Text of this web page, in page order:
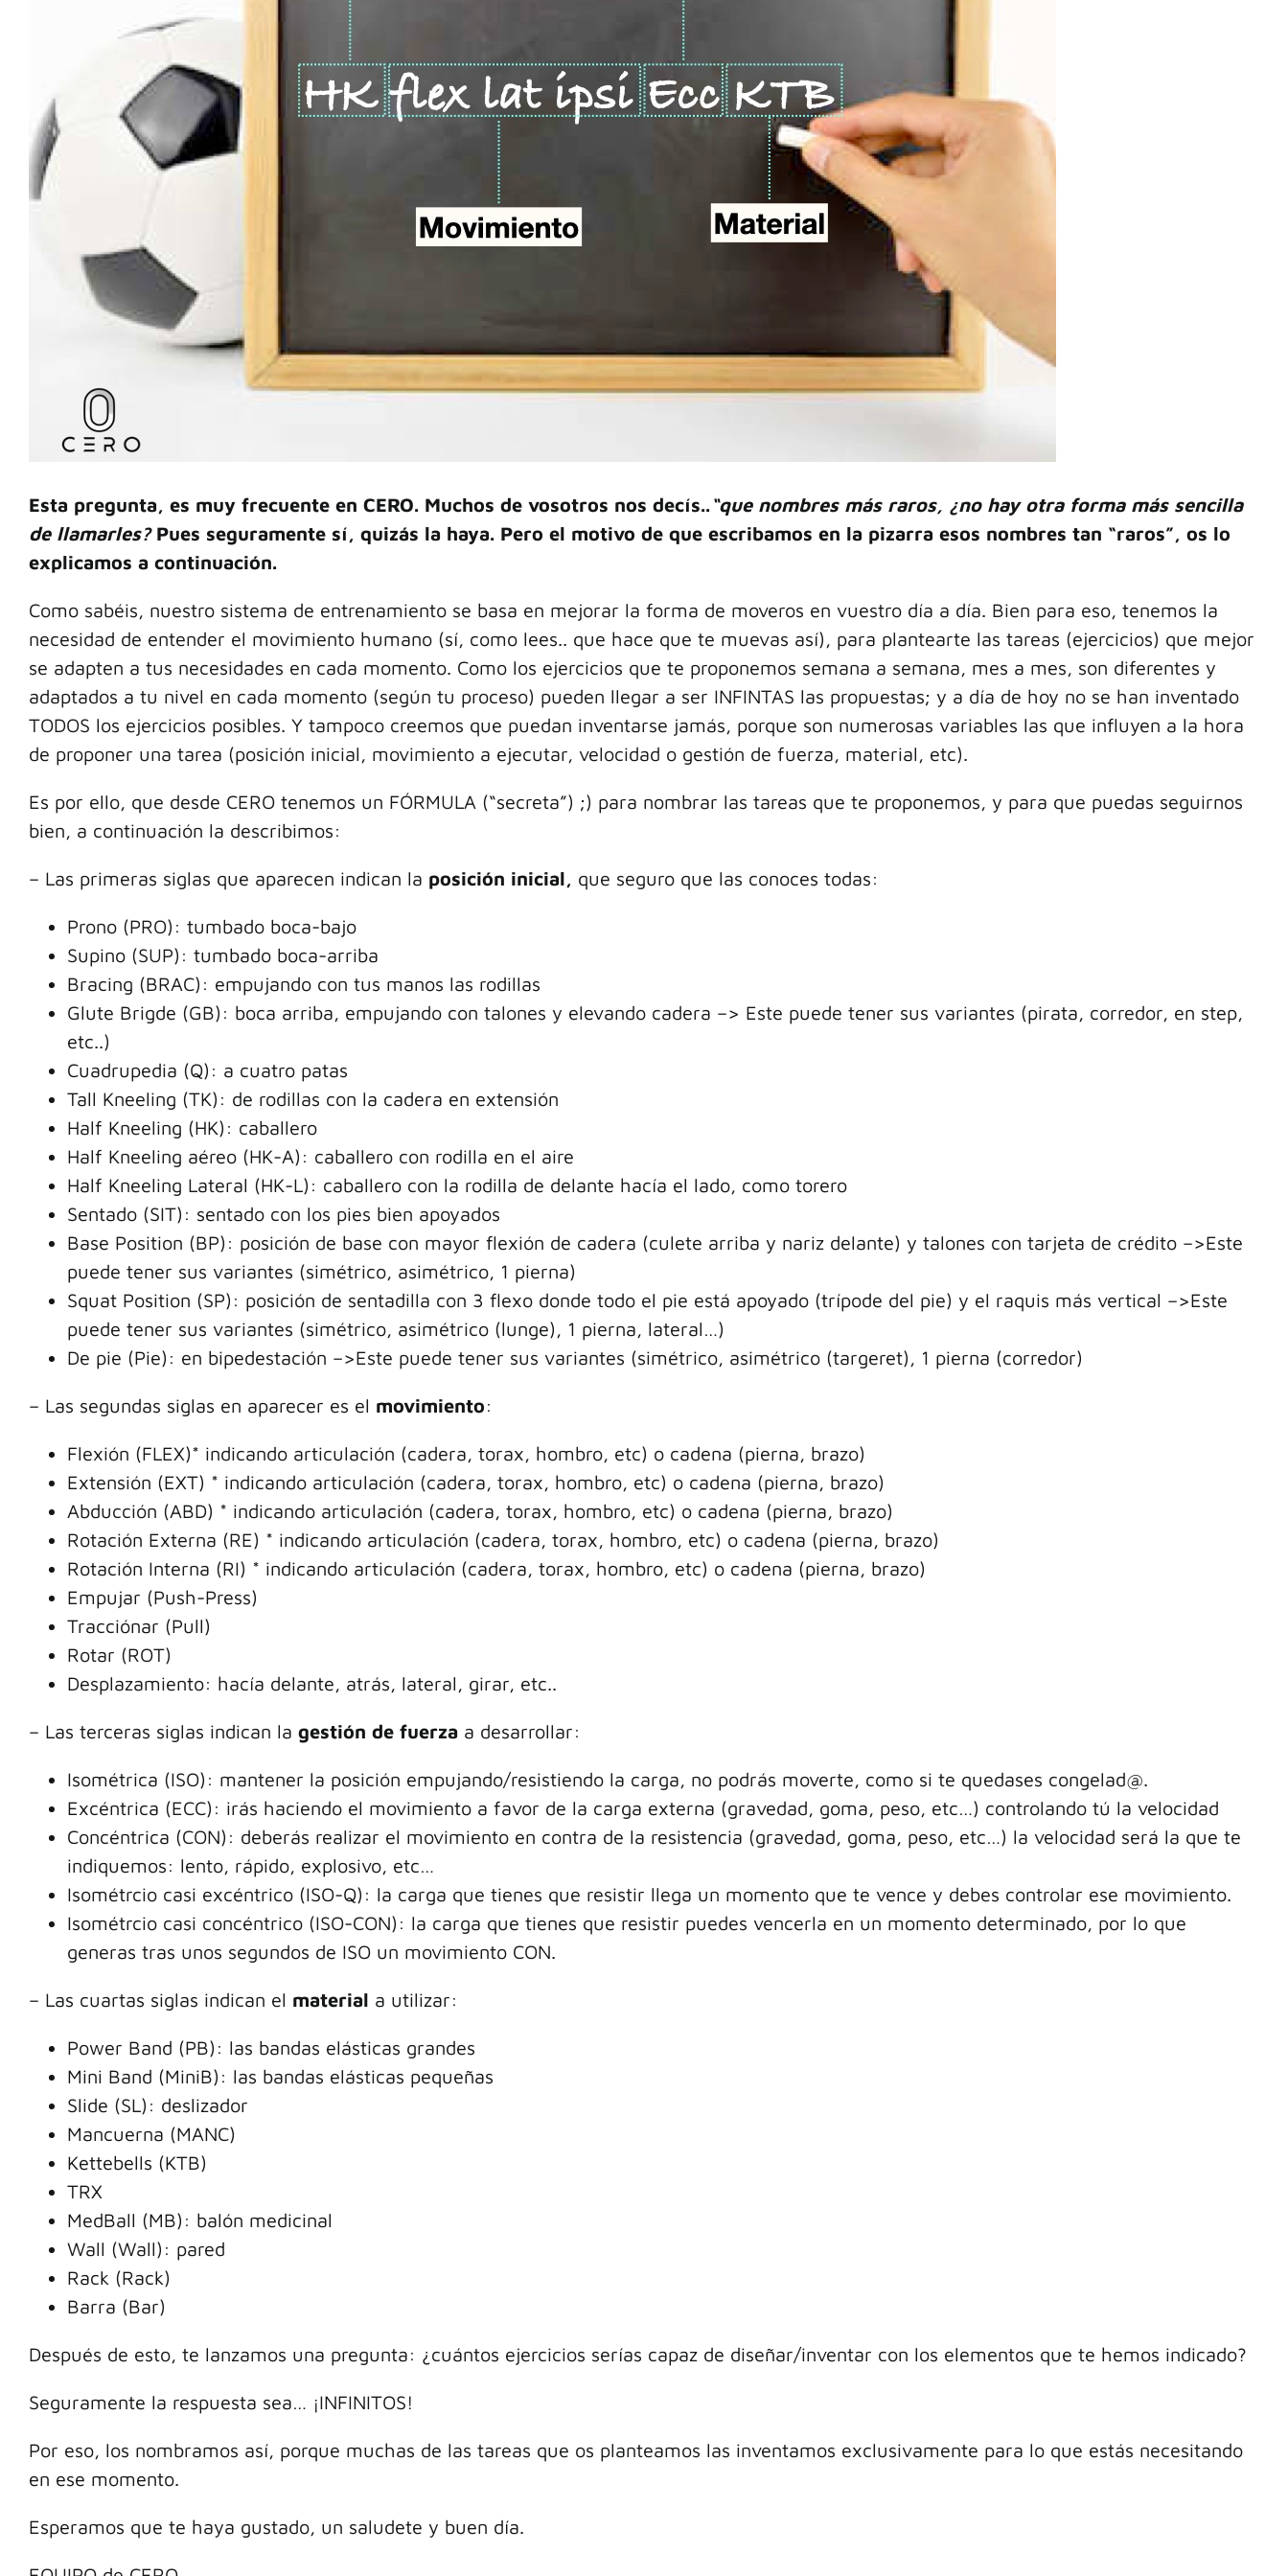
Esta pregunta, es muy frecuente en CERO. Muchos de vosotros nos decís.. “que nombres más raros, ¿no hay otra forma más sencilla
de llamarles? Pues seguramente sí, quizás la haya. Pero el motivo de que escribamos en la pizarra esos nombres tan “raros”, os lo
explicamos a continuación.
Como sabéis, nuestro sistema de entrenamiento se basa en mejorar la forma de moveros en vuestro día a día. Bien para eso, tenemos la
necesidad de entender el movimiento humano (sí, como lees.. que hace que te muevas así), para plantearte las tareas (ejercicios) que mejor
se adapten a tus necesidades en cada momento. Como los ejercicios que te proponemos semana a semana, mes a mes, son diferentes y
adaptados a tu nivel en cada momento (según tu proceso) pueden llegar a ser INFINTAS las propuestas; y a día de hoy no se han inventado
TODOS los ejercicios posibles. Y tampoco creemos que puedan inventarse jamás, porque son numerosas variables las que influyen a la hora
de proponer una tarea (posición inicial, movimiento a ejecutar, velocidad o gestión de fuerza, material, etc).
Es por ello, que desde CERO tenemos un FÓRMULA (“secreta”) ;) para nombrar las tareas que te proponemos, y para que puedas seguirnos
bien, a continuación la describimos:
– Las primeras siglas que aparecen indican la posición inicial, que seguro que las conoces todas:
Prono (PRO): tumbado boca-bajo
Supino (SUP): tumbado boca-arriba
Bracing (BRAC): empujando con tus manos las rodillas
Glute Brigde (GB): boca arriba, empujando con talones y elevando cadera –> Este puede tener sus variantes (pirata, corredor, en step,
etc..)
Cuadrupedia (Q): a cuatro patas
Tall Kneeling (TK): de rodillas con la cadera en extensión
Half Kneeling (HK): caballero
Half Kneeling aéreo (HK-A): caballero con rodilla en el aire
Half Kneeling Lateral (HK-L): caballero con la rodilla de delante hacía el lado, como torero
Sentado (SIT): sentado con los pies bien apoyados
Base Position (BP): posición de base con mayor flexión de cadera (culete arriba y nariz delante) y talones con tarjeta de crédito –>Este
puede tener sus variantes (simétrico, asimétrico, 1 pierna)
Squat Position (SP): posición de sentadilla con 3 flexo donde todo el pie está apoyado (trípode del pie) y el raquis más vertical –>Este
puede tener sus variantes (simétrico, asimétrico (lunge), 1 pierna, lateral…)
De pie (Pie): en bipedestación –>Este puede tener sus variantes (simétrico, asimétrico (targeret), 1 pierna (corredor)
– Las segundas siglas en aparecer es el movimiento:
Flexión (FLEX)* indicando articulación (cadera, torax, hombro, etc) o cadena (pierna, brazo)
Extensión (EXT) * indicando articulación (cadera, torax, hombro, etc) o cadena (pierna, brazo)
Abducción (ABD) * indicando articulación (cadera, torax, hombro, etc) o cadena (pierna, brazo)
Rotación Externa (RE) * indicando articulación (cadera, torax, hombro, etc) o cadena (pierna, brazo)
Rotación Interna (RI) * indicando articulación (cadera, torax, hombro, etc) o cadena (pierna, brazo)
Empujar (Push-Press)
Tracciónar (Pull)
Rotar (ROT)
Desplazamiento: hacía delante, atrás, lateral, girar, etc..
– Las terceras siglas indican la gestión de fuerza a desarrollar:
Isométrica (ISO): mantener la posición empujando/resistiendo la carga, no podrás moverte, como si te quedases congelad@.
Excéntrica (ECC): irás haciendo el movimiento a favor de la carga externa (gravedad, goma, peso, etc…) controlando tú la velocidad
Concéntrica (CON): deberás realizar el movimiento en contra de la resistencia (gravedad, goma, peso, etc…) la velocidad será la que te
indiquemos: lento, rápido, explosivo, etc…
Isométrcio casi excéntrico (ISO-Q): la carga que tienes que resistir llega un momento que te vence y debes controlar ese movimiento.
Isométrcio casi concéntrico (ISO-CON): la carga que tienes que resistir puedes vencerla en un momento determinado, por lo que
generas tras unos segundos de ISO un movimiento CON.
– Las cuartas siglas indican el material a utilizar:
Power Band (PB): las bandas elásticas grandes
Mini Band (MiniB): las bandas elásticas pequeñas
Slide (SL): deslizador
Mancuerna (MANC)
Kettebells (KTB)
TRX
MedBall (MB): balón medicinal
Wall (Wall): pared
Rack (Rack)
Barra (Bar)
Después de esto, te lanzamos una pregunta: ¿cuántos ejercicios serías capaz de diseñar/inventar con los elementos que te hemos indicado?
Seguramente la respuesta sea… ¡INFINITOS!
Por eso, los nombramos así, porque muchas de las tareas que os planteamos las inventamos exclusivamente para lo que estás necesitando
en ese momento.
Esperamos que te haya gustado, un saludete y buen día.